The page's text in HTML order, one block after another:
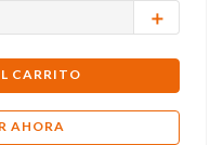
＋
CARRITO
AHORA